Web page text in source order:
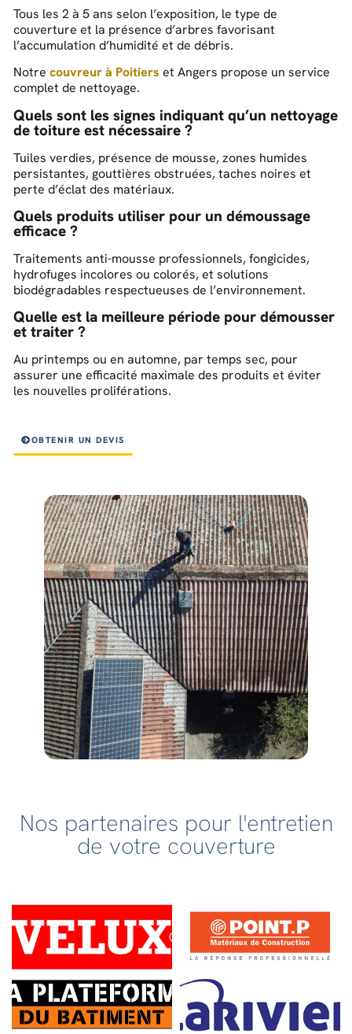
Tous les 2 à 5 ans selon l’exposition, le type de
couverture et la présence d’arbres favorisant
l’accumulation d’humidité et de débris.
Notre couvreur à Poitiers et Angers propose un service
complet de nettoyage.
Quels sont les signes indiquant qu’un nettoyage
de toiture est nécessaire ?
Tuiles verdies, présence de mousse, zones humides
persistantes, gouttières obstruées, taches noires et
perte d’éclat des matériaux.
Quels produits utiliser pour un démoussage
efficace ?
Traitements anti-mousse professionnels, fongicides,
hydrofuges incolores ou colorés, et solutions
biodégradables respectueuses de l’environnement.
Quelle est la meilleure période pour démousser
et traiter ?
Au printemps ou en automne, par temps sec, pour
assurer une efficacité maximale des produits et éviter
les nouvelles proliférations.
OBTENIR UN DEVIS
Nos partenaires pour l'entretien
de votre couverture